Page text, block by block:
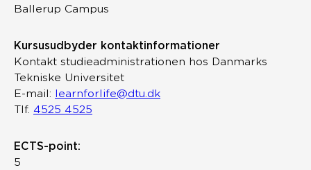
Ballerup Campus
Kursusudbyder kontaktinformationer
Kontakt studieadministrationen hos Danmarks
Tekniske Universitet
E-mail: learnforlife@dtu.dk
Tlf. 4525 4525
ECTS-point:
5